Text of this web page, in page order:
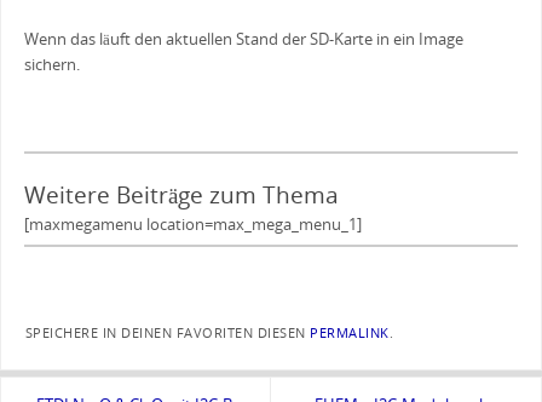
Wenn das läuft den aktuellen Stand der SD-Karte in ein Image
sichern.
Weitere Beiträge zum Thema
[maxmegamenu location=max_mega_menu_1]
SPEICHERE IN DEINEN FAVORITEN DIESEN PERMALINK.